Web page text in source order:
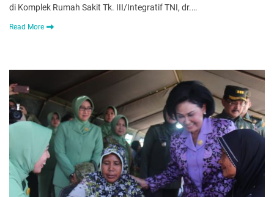
di Komplek Rumah Sakit Tk. III/Integratif TNI, dr.…
Read More